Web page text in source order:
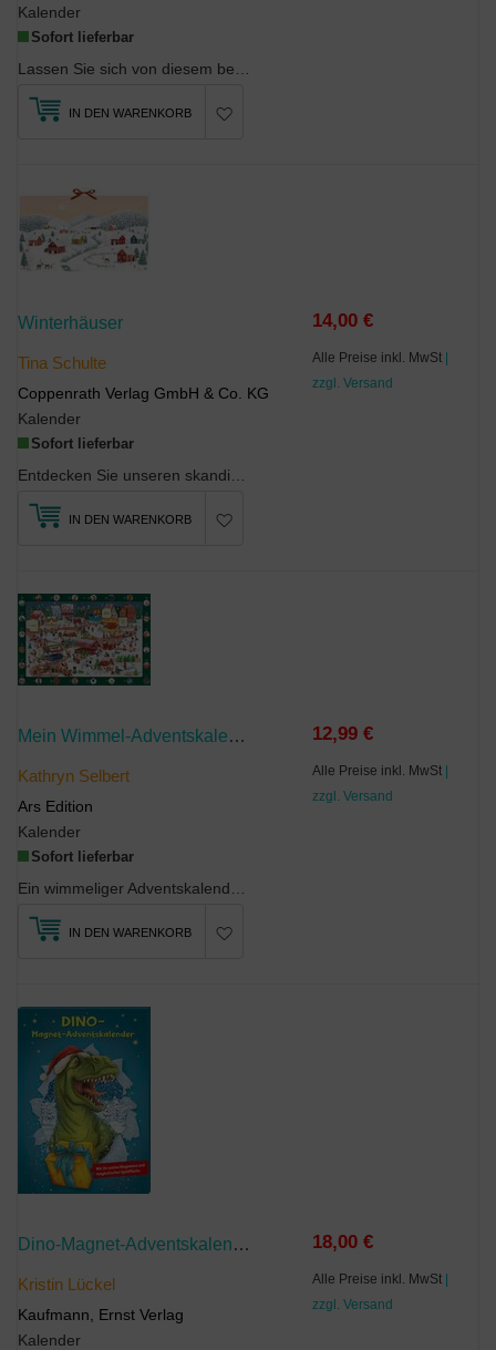
Kalender
Sofort lieferbar
IN DEN WARENKORB
Winterhäuser
Tina Schulte
Coppenrath Verlag GmbH & Co. KG
Kalender
Sofort lieferbar
14,00 €
Alle Preise inkl. MwSt |
zzgl. Versand
IN DEN WARENKORB
Mein Wimmel-Adventskalender: Auf Dem Weihnachtsmarkt
Kathryn Selbert
Ars Edition
Kalender
Sofort lieferbar
12,99 €
Alle Preise inkl. MwSt |
zzgl. Versand
IN DEN WARENKORB
Dino-Magnet-Adventskalender
Kristin Lückel
Kaufmann, Ernst Verlag
Kalender
18,00 €
Alle Preise inkl. MwSt |
zzgl. Versand